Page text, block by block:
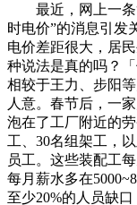
最近，网上一条“
时电价”的消息引发
电价差距很大，居
种说法是真的吗？
相较于王力、步阳
人意。春节后，一
泡在了工厂附近的
工、30名组架工，
员工。这些装配工
每月薪水多在
至少20%的人员缺